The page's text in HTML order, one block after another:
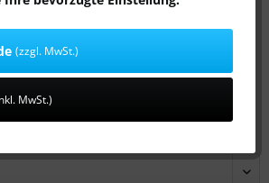
(zzgl. MwSt.)
MwSt.)